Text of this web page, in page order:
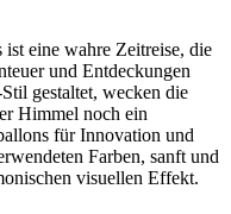
eine wahre Zeitreise, die
und Entdeckungen
gestaltet, wecken die
Himmel noch ein
für Innovation und
Farben, sanft und
visuellen Effekt.